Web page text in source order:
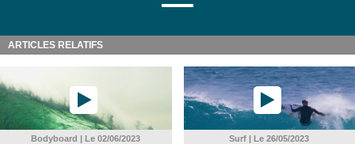
ARTICLES RELATIFS
Bodyboard | Le 02/06/2023 Surf | Le 26/05/2023